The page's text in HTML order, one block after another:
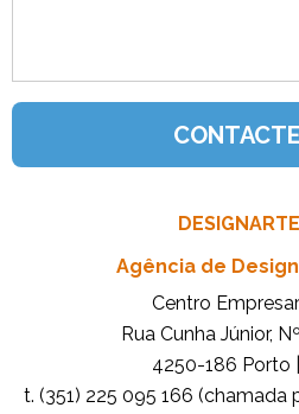
Agência de
Centro
Rua Cunha Júnior,
4250-186 Porto
t. (351) 225 095 166 (chamada